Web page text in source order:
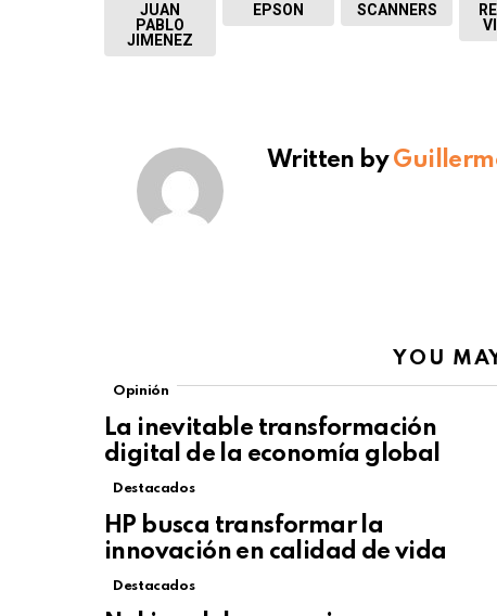
JUAN
PABLO
JIMENEZ
EPSON SCANNERS
Written by
YOU
Opinión
La inevitable transformación
digital de la economía global
Destacados
HP busca transformar la
innovación en calidad de vida
Destacados